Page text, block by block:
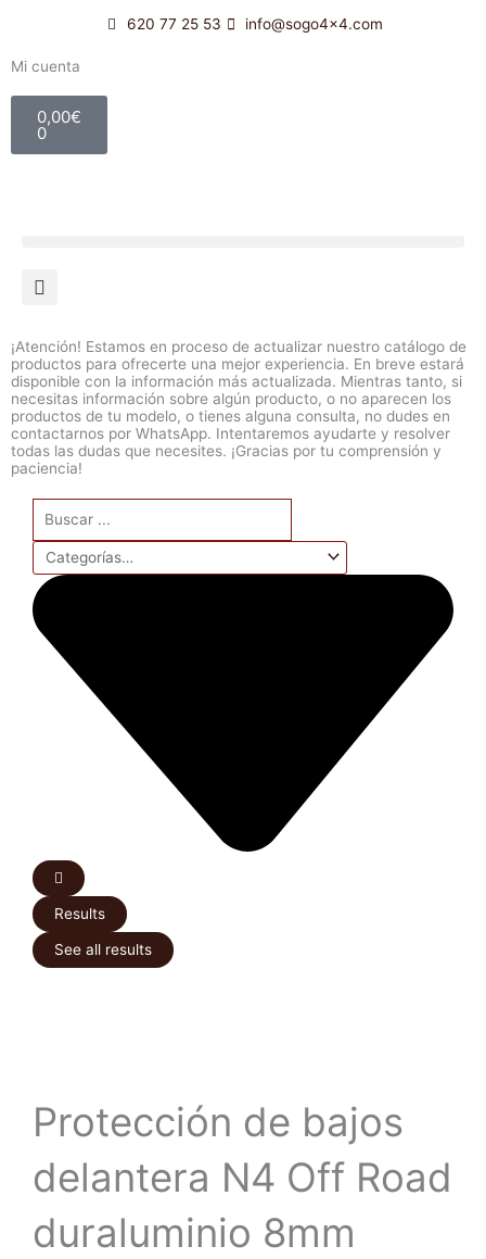
contenido
620 77 25 53 info@sogo4x4.com
Mi cuenta
0,00€
0
Carrito
¡Atención! Estamos en proceso de actualizar nuestro catálogo de
productos para ofrecerte una mejor experiencia. En breve estará
disponible con la información más actualizada. Mientras tanto, si
necesitas información sobre algún producto, o no aparecen los
productos de tu modelo, o tienes alguna consulta, no dudes en
contactarnos por WhatsApp. Intentaremos ayudarte y resolver
todas las dudas que necesites. ¡Gracias por tu comprensión y
paciencia!
Search
...
Results
See all results
Protección de bajos
delantera N4 Off Road
duraluminio 8mm